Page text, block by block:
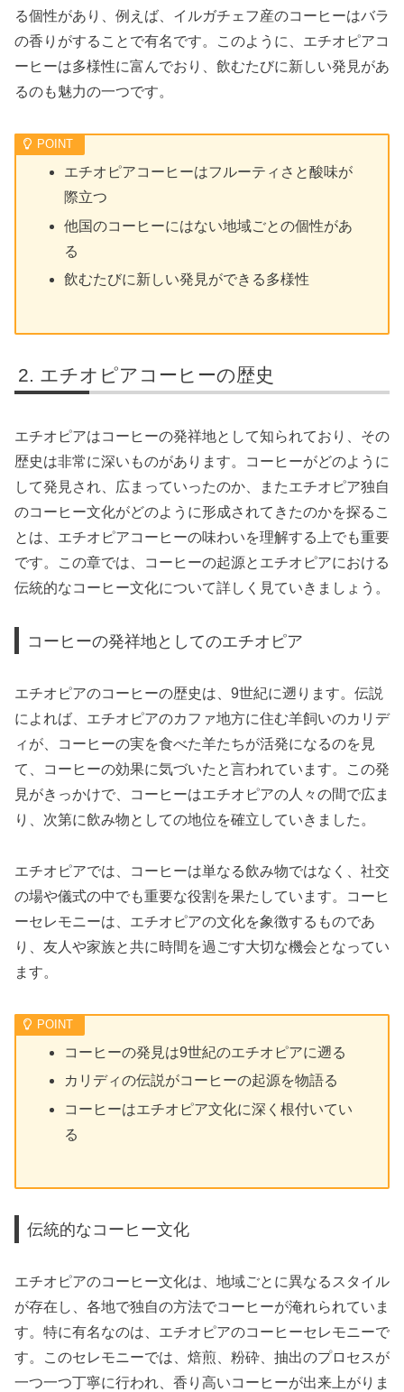
る個性があり、例えば、イルガチェフ産のコーヒーはバラ
の香りがすることで有名です。このように、エチオピアコ
ーヒーは多様性に富んでおり、飲むたびに新しい発見があ
るのも魅力の一つです。
エチオピアコーヒーはフルーティさと酸味が
際立つ
他国のコーヒーにはない地域ごとの個性があ
る
飲むたびに新しい発見ができる多様性
エチオピアコーヒーの歴史
エチオピアはコーヒーの発祥地として知られており、その
歴史は非常に深いものがあります。コーヒーがどのように
して発見され、広まっていったのか、またエチオピア独自
のコーヒー文化がどのように形成されてきたのかを探るこ
とは、エチオピアコーヒーの味わいを理解する上でも重要
です。この章では、コーヒーの起源とエチオピアにおける
伝統的なコーヒー文化について詳しく見ていきましょう。
コーヒーの発祥地としてのエチオピア
エチオピアのコーヒーの歴史は、9世紀に遡ります。伝説
によれば、エチオピアのカファ地方に住む羊飼いのカリデ
ィが、コーヒーの実を食べた羊たちが活発になるのを見
て、コーヒーの効果に気づいたと言われています。この発
見がきっかけで、コーヒーはエチオピアの人々の間で広ま
り、次第に飲み物としての地位を確立していきました。
エチオピアでは、コーヒーは単なる飲み物ではなく、社交
の場や儀式の中でも重要な役割を果たしています。コーヒ
ーセレモニーは、エチオピアの文化を象徴するものであ
り、友人や家族と共に時間を過ごす大切な機会となってい
ます。
コーヒーの発見は9世紀のエチオピアに遡る
カリディの伝説がコーヒーの起源を物語る
コーヒーはエチオピア文化に深く根付いてい
る
伝統的なコーヒー文化
エチオピアのコーヒー文化は、地域ごとに異なるスタイル
が存在し、各地で独自の方法でコーヒーが淹れられていま
す。特に有名なのは、エチオピアのコーヒーセレモニーで
す。このセレモニーでは、焙煎、粉砕、抽出のプロセスが
一つ一つ丁寧に行われ、香り高いコーヒーが出来上がりま